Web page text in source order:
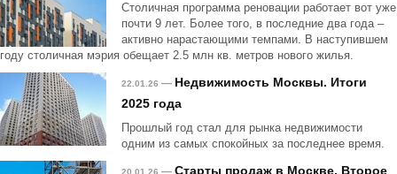
Столичная программа реновации работает вот уже
почти 9 лет. Более того, в последние два года –
активно нарастающими темпами. В наступившем
году столичная мэрия обещает 2.5 млн кв. метров нового жилья.
22.01.26 — Недвижимость Москвы. Итоги
2025 года
Прошлый год стал для рынка недвижимости
одним из самых спокойных за последнее время.
20.01.26 — Старты продаж в Москве. Второе